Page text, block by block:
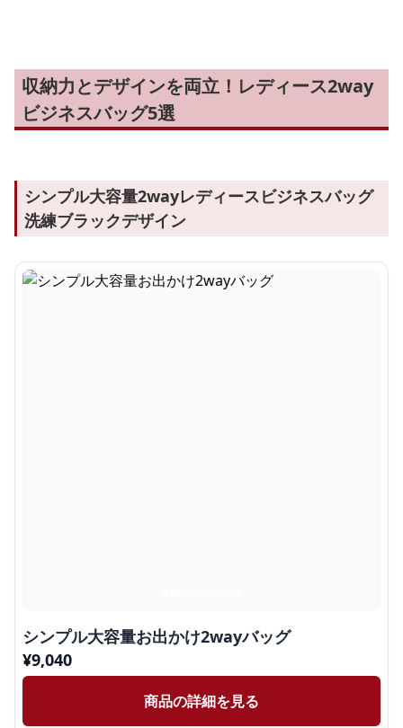
収納力とデザインを両立！レディース2way
ビジネスバッグ5選
シンプル大容量2wayレディースビジネスバッグ
洗練ブラックデザイン
シンプル大容量お出かけ2wayバッグ
¥9,040
商品の詳細を見る